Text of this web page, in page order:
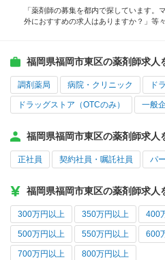
「薬剤師の募集を都内で探しています。
外におすすめの求人はありますか？」等々
福岡県福岡市東区の薬剤師求人
調剤薬局 病院・クリニック ド
ドラッグストア（OTCのみ） 一般
福岡県福岡市東区の薬剤師求人
正社員 契約社員・嘱託社員 パ
福岡県福岡市東区の薬剤師求人
300万円以上 350万円以上 400
500万円以上 550万円以上 600
700万円以上 800万円以上